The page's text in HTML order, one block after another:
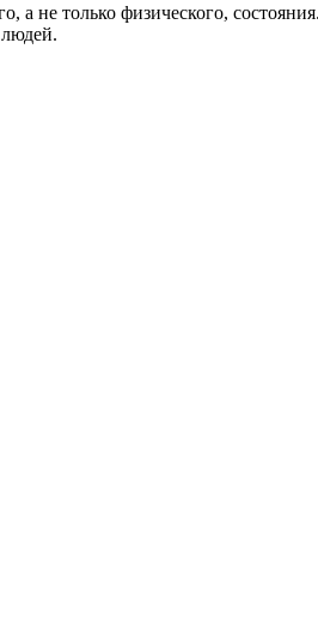
не только физического,